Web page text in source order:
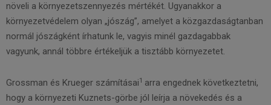
növeli a környezetszennyezés mértékét. Ugyanakkor a
környezetvédelem olyan „jószág”, amelyet a közgazdaságtanban
normál jószágként írhatunk le, vagyis minél gazdagabbak
vagyunk, annál többre értékeljük a tisztább környezetet.
Grossman és Krueger számításai1 arra engednek következtetni,
hogy a környezeti Kuznets-görbe jól leírja a növekedés és a